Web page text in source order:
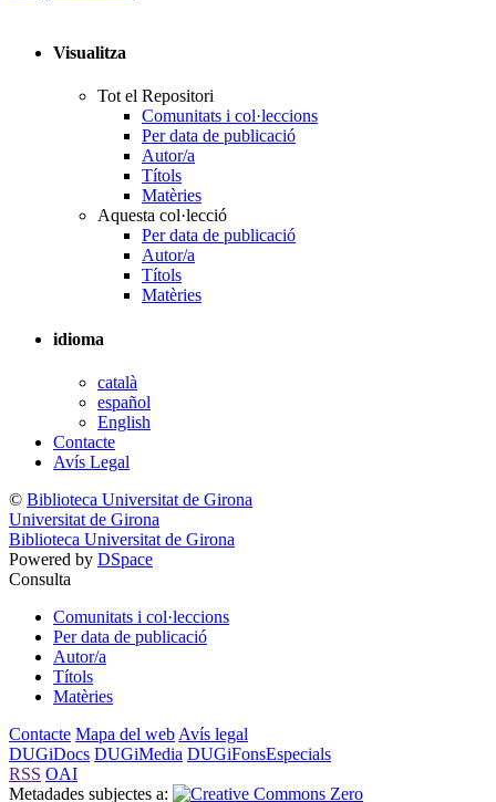
Visualitza
Tot el Repositori
Comunitats i col·leccions
Per data de publicació
Autor/a
Títols
Matèries
Aquesta col·lecció
Per data de publicació
Autor/a
Títols
Matèries
idioma
català
español
English
Contacte
Avís Legal
© Biblioteca Universitat de Girona
Universitat de Girona
Biblioteca Universitat de Girona
Powered by DSpace
Consulta
Comunitats i col·leccions
Per data de publicació
Autor/a
Títols
Matèries
Contacte Mapa del web Avís legal
DUGiDocs DUGiMedia DUGiFonsEspecials
RSS OAI
Metadades subjectes a: